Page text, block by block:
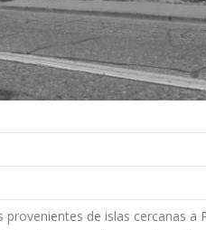
provenientes de islas cercanas a